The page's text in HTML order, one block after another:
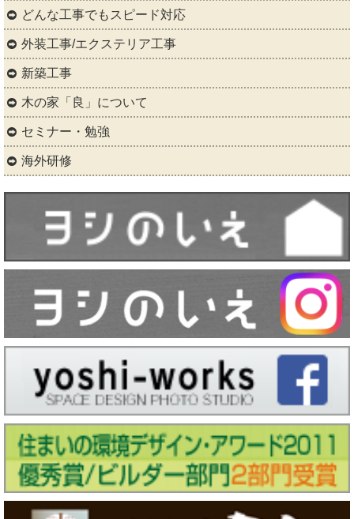
どんな工事でもスピード対応
外装工事/エクステリア工事
新築工事
木の家「良」について
セミナー・勉強
海外研修